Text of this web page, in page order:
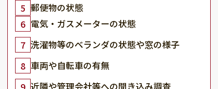
5 郵便物の状態
6 電気・ガスメーターの状態
7 洗濯物等のベランダの状態や窓の様子
8 車両や自転車の有無
9 近隣や管理会社等への聞き込み調査